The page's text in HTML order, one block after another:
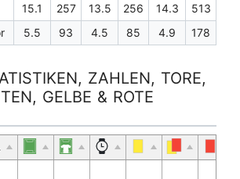
15.1 257 13.5 256 14.3
513
5.5 93 4.5 85 4.9 178
ZAHLEN, TORE,
GELBE & ROTE